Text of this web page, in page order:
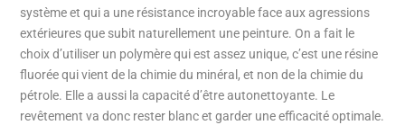
système et qui a une résistance incroyable face aux agressions
extérieures que subit naturellement une peinture. On a fait le
choix d’utiliser un polymère qui est assez unique, c’est une résine
fluorée qui vient de la chimie du minéral, et non de la chimie du
pétrole. Elle a aussi la capacité d’être autonettoyante. Le
revêtement va donc rester blanc et garder une efficacité optimale.